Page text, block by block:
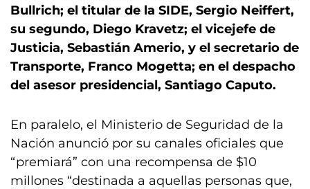
Bullrich; el titular de la SIDE, Sergio Neiffert,
su segundo, Diego Kravetz; el vicejefe de
Justicia, Sebastián Amerio, y el secretario de
Transporte, Franco Mogetta; en el despacho
del asesor presidencial, Santiago Caputo.
En paralelo, el Ministerio de Seguridad de la
Nación anunció por su canales oficiales que
“premiará” con una recompensa de $10
millones “destinada a aquellas personas que,